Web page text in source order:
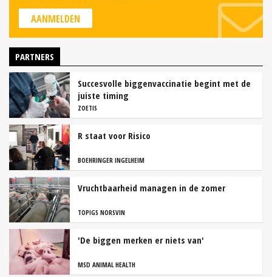
AANMELDEN
PARTNERS
Succesvolle biggenvaccinatie begint met de
juiste timing
ZOETIS
R staat voor Risico
BOEHRINGER INGELHEIM
Vruchtbaarheid managen in de zomer
TOPIGS NORSVIN
'De biggen merken er niets van'
MSD ANIMAL HEALTH